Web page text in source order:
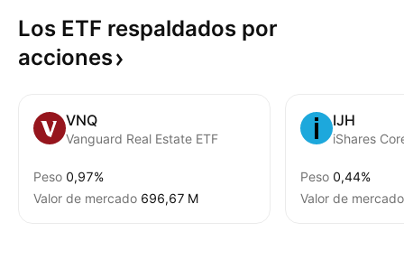
Los ETF respaldados por
acciones
VNQ
Vanguard Real Estate ETF
Peso 0,97%
Valor de mercado ‪696,67 M‬
IJH
iShares
Peso 0,44%
Valor de mercado